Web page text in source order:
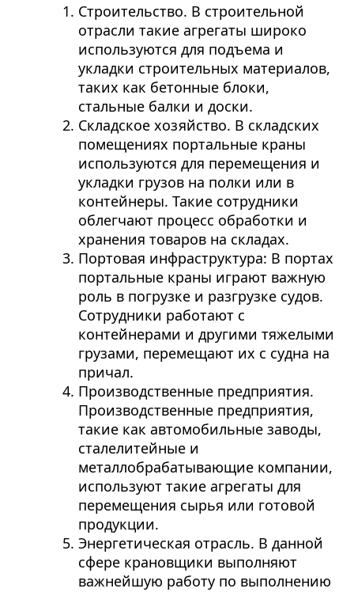
Строительство. В строительной
отрасли такие агрегаты широко
используются для подъема и
укладки строительных материалов,
таких как бетонные блоки,
стальные балки и доски.
Складское хозяйство. В складских
помещениях портальные краны
используются для перемещения и
укладки грузов на полки или в
контейнеры. Такие сотрудники
облегчают процесс обработки и
хранения товаров на складах.
Портовая инфраструктура: В портах
портальные краны играют важную
роль в погрузке и разгрузке судов.
Сотрудники работают с
контейнерами и другими тяжелыми
грузами, перемещают их с судна на
причал.
Производственные предприятия.
Производственные предприятия,
такие как автомобильные заводы,
сталелитейные и
металлобрабатывающие компании,
используют такие агрегаты для
перемещения сырья или готовой
продукции.
Энергетическая отрасль. В данной
сфере крановщики выполняют
важнейшую работу по выполнению